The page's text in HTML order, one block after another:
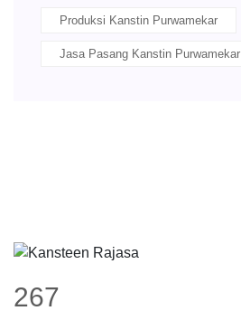
Produksi Kanstin Purwamekar
Jasa Pasang Kanstin Purwamekar
332